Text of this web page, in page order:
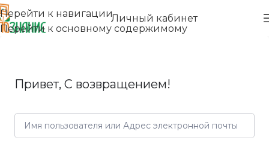
Перейти к навигации
Перейти к основному содержимому
Личный кабинет
Привет, С возвращением!